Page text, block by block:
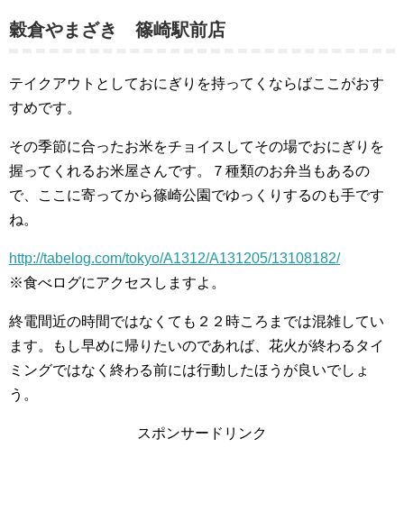
穀倉やまざき 篠崎駅前店
テイクアウトとしておにぎりを持ってくならばここがおす
すめです。
その季節に合ったお米をチョイスしてその場でおにぎりを
握ってくれるお米屋さんです。７種類のお弁当もあるの
で、ここに寄ってから篠崎公園でゆっくりするのも手です
ね。
http://tabelog.com/tokyo/A1312/A131205/13108182/
※食べログにアクセスしますよ。
終電間近の時間ではなくても２２時ころまでは混雑してい
ます。もし早めに帰りたいのであれば、花火が終わるタイ
ミングではなく終わる前には行動したほうが良いでしょ
う。
スポンサードリンク